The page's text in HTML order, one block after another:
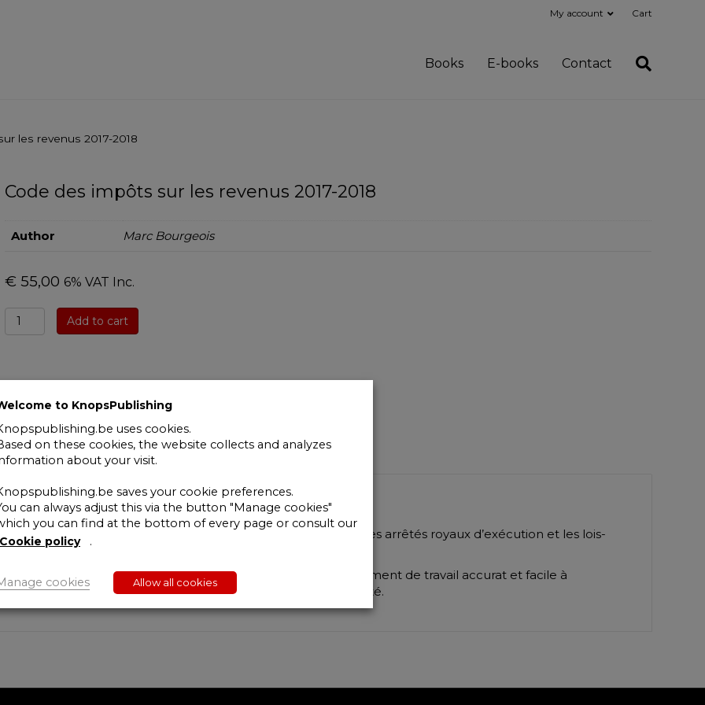
My account Cart
Books E-books Contact
les revenus 2017-2018
Code des impôts sur les revenus 2017-2018
Author Marc Bourgeois
€ 55,00 6% VAT Inc.
Code
des
les
revenus
2017-
2018
quantity
Add to cart
exercice d’imposition 2018 – revenus 2017, ainsi que les arrêtés royaux d’exécution et les lois-
et à la rédaction. Dès lors, ce code constitue un instrument de travail accurat et facile à
un instrument pratique pour les professionnels de la fiscalité.
to KnopsPublishing
uses cookies.
on these cookies, the website collects and analyzes
about your visit.
saves your cookie preferences.
can always adjust this via the button "Manage cookies"
you can find at the bottom of every page or consult our
Cookie policy
.
cookies Allow all cookies